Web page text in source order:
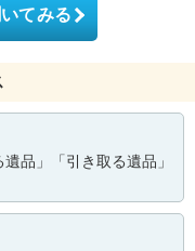
てみる
品」「引き取る遺品」